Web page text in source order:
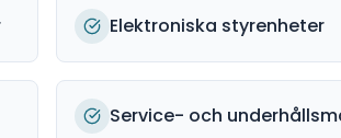
Elektroniska styrenheter
Service- och